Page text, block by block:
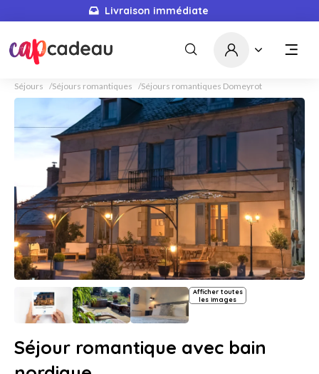
Livraison immédiate
Séjours Séjours romantiques Séjours romantiques Domeyrot
Afficher toutes
les images
Séjour romantique avec bain